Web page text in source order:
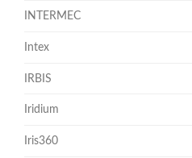
INTERMEC
Intex
IRBIS
Iridium
Iris360